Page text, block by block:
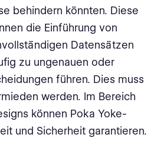
behindern könnten. Diese
die Einführung von
Datensätzen
zu ungenauen oder
führen. Dies muss
werden. Im Bereich
können Poka Yoke-
und Sicherheit garantieren.